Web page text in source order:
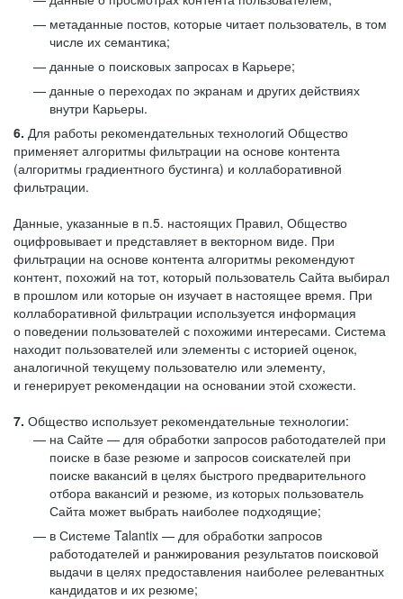
метаданные постов, которые читает пользователь, в том
числе их семантика;
данные о поисковых запросах в Карьере;
данные о переходах по экранам и других действиях
внутри Карьеры.
6. Для работы рекомендательных технологий Общество
применяет алгоритмы фильтрации на основе контента
(алгоритмы градиентного бустинга) и коллаборативной
фильтрации.
Данные, указанные в п.5. настоящих Правил, Общество
оцифровывает и представляет в векторном виде. При
фильтрации на основе контента алгоритмы рекомендуют
контент, похожий на тот, который пользователь Сайта выбирал
в прошлом или которые он изучает в настоящее время. При
коллаборативной фильтрации используется информация
о поведении пользователей с похожими интересами. Система
находит пользователей или элементы с историей оценок,
аналогичной текущему пользователю или элементу,
и генерирует рекомендации на основании этой схожести.
7. Общество использует рекомендательные технологии:
на Сайте — для обработки запросов работодателей при
поиске в базе резюме и запросов соискателей при
поиске вакансий в целях быстрого предварительного
отбора вакансий и резюме, из которых пользователь
Сайта может выбрать наиболее подходящие;
в Системе Talantix — для обработки запросов
работодателей и ранжирования результатов поисковой
выдачи в целях предоставления наиболее релевантных
кандидатов и их резюме;